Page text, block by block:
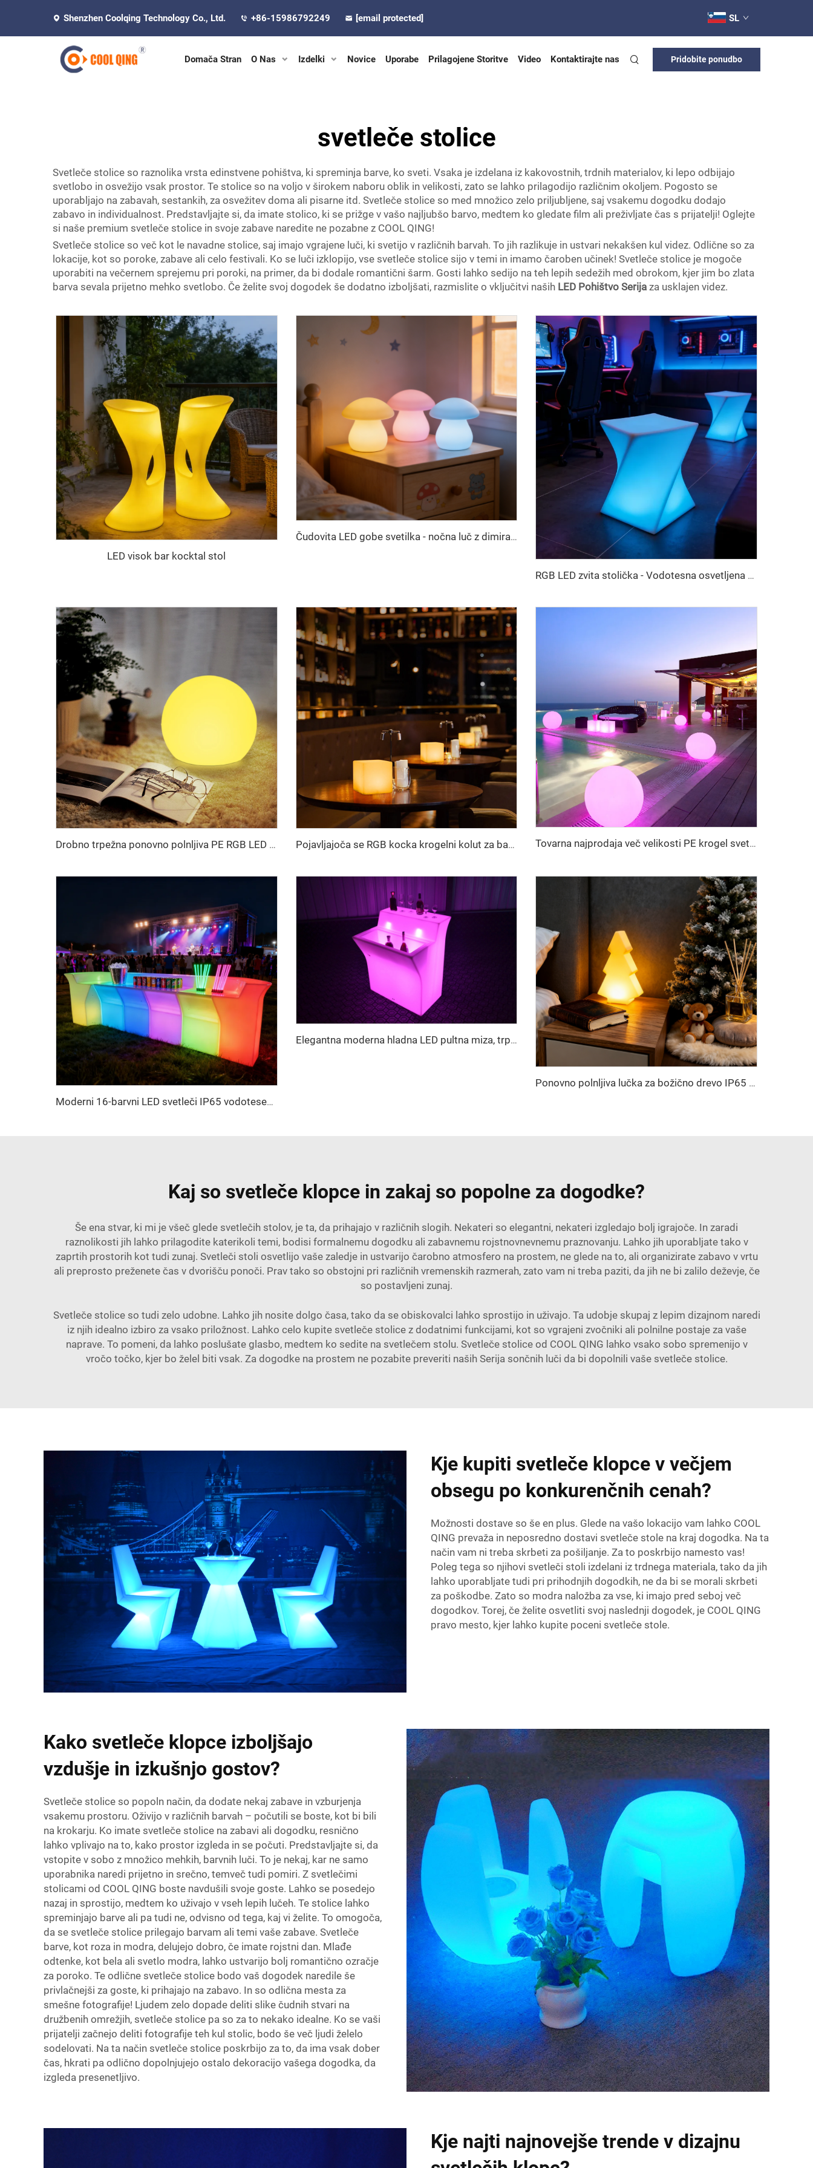
Shenzhen Coolqing Technology Co., Ltd. +86-15986792249 [email protected] SL
Domača Stran O Nas Izdelki Novice Uporabe Prilagojene Storitve Video Kontaktirajte nas Pridobite ponudbo
svetleče stolice
Svetleče stolice so raznolika vrsta edinstvene pohištva, ki spreminja barve, ko sveti. Vsaka je izdelana iz kakovostnih, trdnih materialov, ki lepo odbijajo
svetlobo in osvežijo vsak prostor. Te stolice so na voljo v širokem naboru oblik in velikosti, zato se lahko prilagodijo različnim okoljem. Pogosto se
uporabljajo na zabavah, sestankih, za osvežitev doma ali pisarne itd. Svetleče stolice so med množico zelo priljubljene, saj vsakemu dogodku dodajo
zabavo in individualnost. Predstavljajte si, da imate stolico, ki se prižge v vašo najljubšo barvo, medtem ko gledate film ali preživljate čas s prijatelji! Oglejte
si naše premium svetleče stolice in svoje zabave naredite ne pozabne z COOL QING!
Svetleče stolice so več kot le navadne stolice, saj imajo vgrajene luči, ki svetijo v različnih barvah. To jih razlikuje in ustvari nekakšen kul videz. Odlične so za
lokacije, kot so poroke, zabave ali celo festivali. Ko se luči izklopijo, vse svetleče stolice sijo v temi in imamo čaroben učinek! Svetleče stolice je mogoče
uporabiti na večernem sprejemu pri poroki, na primer, da bi dodale romantični šarm. Gosti lahko sedijo na teh lepih sedežih med obrokom, kjer jim bo zlata
barva sevala prijetno mehko svetlobo. Če želite svoj dogodek še dodatno izboljšati, razmislite o vključitvi naših LED Pohištvo Serija za usklajen videz.
LED visok bar kocktal stol
Čudovita LED gobe svetilka - nočna luč z dimiranjem, popoln darilo za otroke, zabave in okras doma
RGB LED zvita stolička - Vodotesna osvetljena stol in stranska miza za dogodke v zaprtih in odprtih prostorih
Drobno trpežna ponovno polnljiva PE RGB LED krogla 15 cm Pojavljajoča se RGB kocka krogelni kolut za bar kocke Po meri narejena mobilna LED svetilka s funkcijo daljinskega krmiljenja IP65 za hotele, božične zabave Tovarna najprodaja več velikosti PE krogel svetilk, okolju prijazna, vodotesna baterijska RGB za bar, pohištvo, zabave, dogodke, park, KTV dekoracijo
Moderni 16-barvni LED svetleči IP65 vodotesen PE plastični pult s pultičnim vključevalnikom za uporabo v baru pri domu
Elegantna moderna hladna LED pultna miza, trpežna plastična svetleča miza za zabave, stilsko pohištvo za domač bar
Ponovno polnljiva lučka za božično drevo IP65 okolju prijazna LED nočna lučka z daljinskim upravljalnikom
Kaj so svetleče klopce in zakaj so popolne za dogodke?
Še ena stvar, ki mi je všeč glede svetlečih stolov, je ta, da prihajajo v različnih slogih. Nekateri so elegantni, nekateri izgledajo bolj igrajoče. In zaradi
raznolikosti jih lahko prilagodite katerikoli temi, bodisi formalnemu dogodku ali zabavnemu rojstnovnevnemu praznovanju. Lahko jih uporabljate tako v
zaprtih prostorih kot tudi zunaj. Svetleči stoli osvetlijo vaše zaledje in ustvarijo čarobno atmosfero na prostem, ne glede na to, ali organizirate zabavo v vrtu
ali preprosto preženete čas v dvorišču ponoči. Prav tako so obstojni pri različnih vremenskih razmerah, zato vam ni treba paziti, da jih ne bi zalilo deževje, če
so postavljeni zunaj.
Svetleče stolice so tudi zelo udobne. Lahko jih nosite dolgo časa, tako da se obiskovalci lahko sprostijo in uživajo. Ta udobje skupaj z lepim dizajnom naredi
iz njih idealno izbiro za vsako priložnost. Lahko celo kupite svetleče stolice z dodatnimi funkcijami, kot so vgrajeni zvočniki ali polnilne postaje za vaše
naprave. To pomeni, da lahko poslušate glasbo, medtem ko sedite na svetlečem stolu. Svetleče stolice od COOL QING lahko vsako sobo spremenijo v
vročo točko, kjer bo želel biti vsak. Za dogodke na prostem ne pozabite preveriti naših Serija sončnih luči da bi dopolnili vaše svetleče stolice.
Kje kupiti svetleče klopce v večjem
obsegu po konkurenčnih cenah?
Možnosti dostave so še en plus. Glede na vašo lokacijo vam lahko COOL
QING prevaža in neposredno dostavi svetleče stole na kraj dogodka. Na ta
način vam ni treba skrbeti za pošiljanje. Za to poskrbijo namesto vas!
Poleg tega so njihovi svetleči stoli izdelani iz trdnega materiala, tako da jih
lahko uporabljate tudi pri prihodnjih dogodkih, ne da bi se morali skrbeti
za poškodbe. Zato so modra naložba za vse, ki imajo pred seboj več
dogodkov. Torej, če želite osvetliti svoj naslednji dogodek, je COOL QING
pravo mesto, kjer lahko kupite poceni svetleče stole.
Kako svetleče klopce izboljšajo
vzdušje in izkušnjo gostov?
Svetleče stolice so popoln način, da dodate nekaj zabave in vzburjenja
vsakemu prostoru. Oživijo v različnih barvah – počutili se boste, kot bi bili
na krokarju. Ko imate svetleče stolice na zabavi ali dogodku, resnično
lahko vplivajo na to, kako prostor izgleda in se počuti. Predstavljajte si, da
vstopite v sobo z množico mehkih, barvnih luči. To je nekaj, kar ne samo
uporabnika naredi prijetno in srečno, temveč tudi pomiri. Z svetlečimi
stolicami od COOL QING boste navdušili svoje goste. Lahko se posedejo
nazaj in sprostijo, medtem ko uživajo v vseh lepih lučeh. Te stolice lahko
spreminjajo barve ali pa tudi ne, odvisno od tega, kaj vi želite. To omogoča,
da se svetleče stolice prilegajo barvam ali temi vaše zabave. Svetleče
barve, kot roza in modra, delujejo dobro, če imate rojstni dan. Mlađe
odtenke, kot bela ali svetlo modra, lahko ustvarijo bolj romantično ozračje
za poroko. Te odlične svetleče stolice bodo vaš dogodek naredile še
privlačnejši za goste, ki prihajajo na zabavo. In so odlična mesta za
smešne fotografije! Ljudem zelo dopade deliti slike čudnih stvari na
družbenih omrežjih, svetleče stolice pa so za to nekako idealne. Ko se vaši
prijatelji začnejo deliti fotografije teh kul stolic, bodo še več ljudi želelo
sodelovati. Na ta način svetleče stolice poskrbijo za to, da ima vsak dober
čas, hkrati pa odlično dopolnjujejo ostalo dekoracijo vašega dogodka, da
izgleda presenetljivo.
Kje najti najnovejše trende v dizajnu